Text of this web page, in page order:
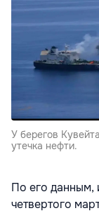
У берегов
утечка нефти.
По его данным,
четвертого